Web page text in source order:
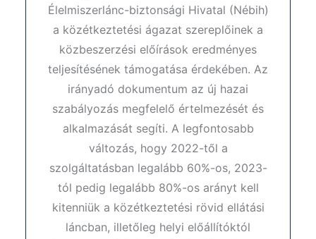
Élelmiszerlánc-biztonsági Hivatal (Nébih)
a közétkeztetési ágazat szereplőinek a
közbeszerzési előírások eredményes
teljesítésének támogatása érdekében. Az
irányadó dokumentum az új hazai
szabályozás megfelelő értelmezését és
alkalmazását segíti. A legfontosabb
változás, hogy 2022-től a
szolgáltatásban legalább 60%-os, 2023-
tól pedig legalább 80%-os arányt kell
kitenniük a közétkeztetési rövid ellátási
láncban, illetőleg helyi előállítóktól